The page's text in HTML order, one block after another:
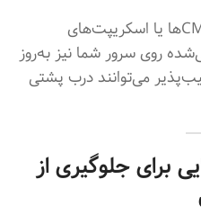
همچنین باید بررسی کنید که CMSها یا اسکریپت‌های
روی سرور شما نیز به‌روز
می‌توانند درب پشتی
برای جلوگیری از